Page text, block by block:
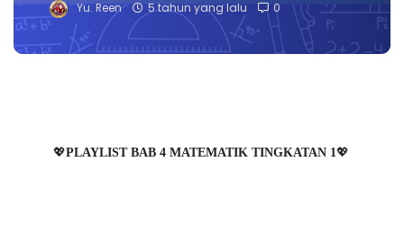
Yu. Reen 5 tahun yang lalu 0
💖PLAYLIST BAB 4 MATEMATIK TINGKATAN 1💖